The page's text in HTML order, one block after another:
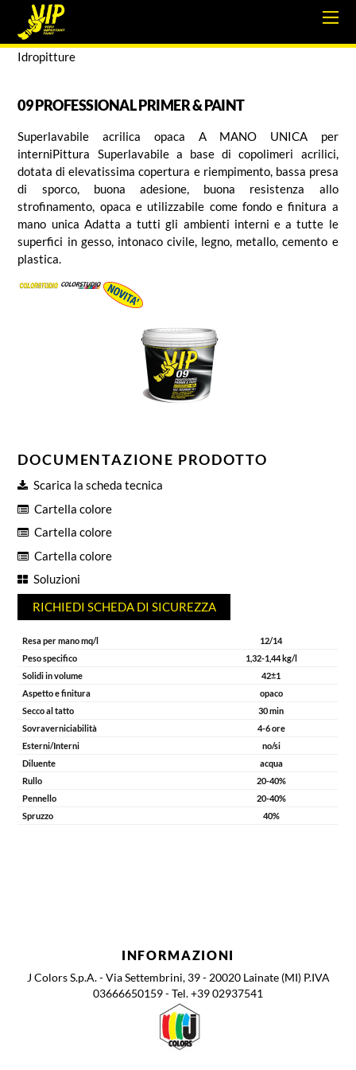
Idropitture
09 PROFESSIONAL PRIMER & PAINT
Superlavabile acrilica opaca A MANO UNICA per
interniPittura Superlavabile a base di copolimeri acrilici,
dotata di elevatissima copertura e riempimento, bassa presa
di sporco, buona adesione, buona resistenza allo
strofinamento, opaca e utilizzabile come fondo e finitura a
mano unica Adatta a tutti gli ambienti interni e a tutte le
superfici in gesso, intonaco civile, legno, metallo, cemento e
plastica.
DOCUMENTAZIONE PRODOTTO
Scarica la scheda tecnica
Cartella colore
Cartella colore
Cartella colore
Soluzioni
RICHIEDI SCHEDA DI SICUREZZA
Resa per mano mq/l
12/14
Peso specifico
1,32-1,44 kg/l
Solidi in volume
42±1
Aspetto e finitura
opaco
Secco al tatto
30 min
Sovraverniciabilità
4-6 ore
Esterni/Interni
no/si
Diluente
acqua
Rullo
20-40%
Pennello
20-40%
Spruzzo
40%
INFORMAZIONI
J Colors S.p.A. - Via Settembrini, 39 - 20020 Lainate (MI) P.IVA
03666650159 - Tel. +39 02937541